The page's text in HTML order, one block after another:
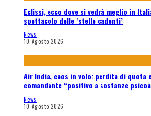
Eclissi, ecco dove si vedrà meglio in
spettacolo delle ‘stelle cadenti’
News
10 Agosto 2026
Air India, caos in volo: perdita di quota
comandante “positivo a sostanze
News
10 Agosto 2026